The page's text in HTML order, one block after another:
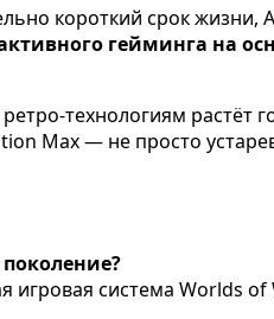
короткий срок жизни,
гейминга на
технологиям
Max — не просто
игровая система Worlds